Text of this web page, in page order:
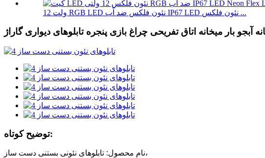
12 ولت RGB LED نئون فلکس ضد آب IP67 LED نئون فلکس ...
بار میخانه اتاق تفریحی چراغ بازی پنجره تابلوهای دیواری گاراژ
توضیح کوتاه:
نام محصول: تابلوهای نئونی بستنی دست ساز،